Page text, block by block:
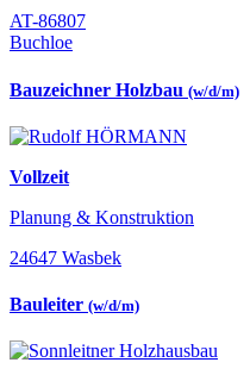
AT-86807
Buchloe
Bauzeichner Holzbau (w/d/m)
Vollzeit
Planung & Konstruktion
24647 Wasbek
Bauleiter (w/d/m)